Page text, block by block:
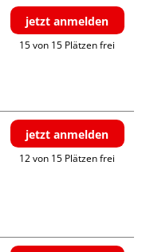
jetzt anmelden
15 von 15 Plätzen frei
jetzt anmelden
12 von 15 Plätzen frei